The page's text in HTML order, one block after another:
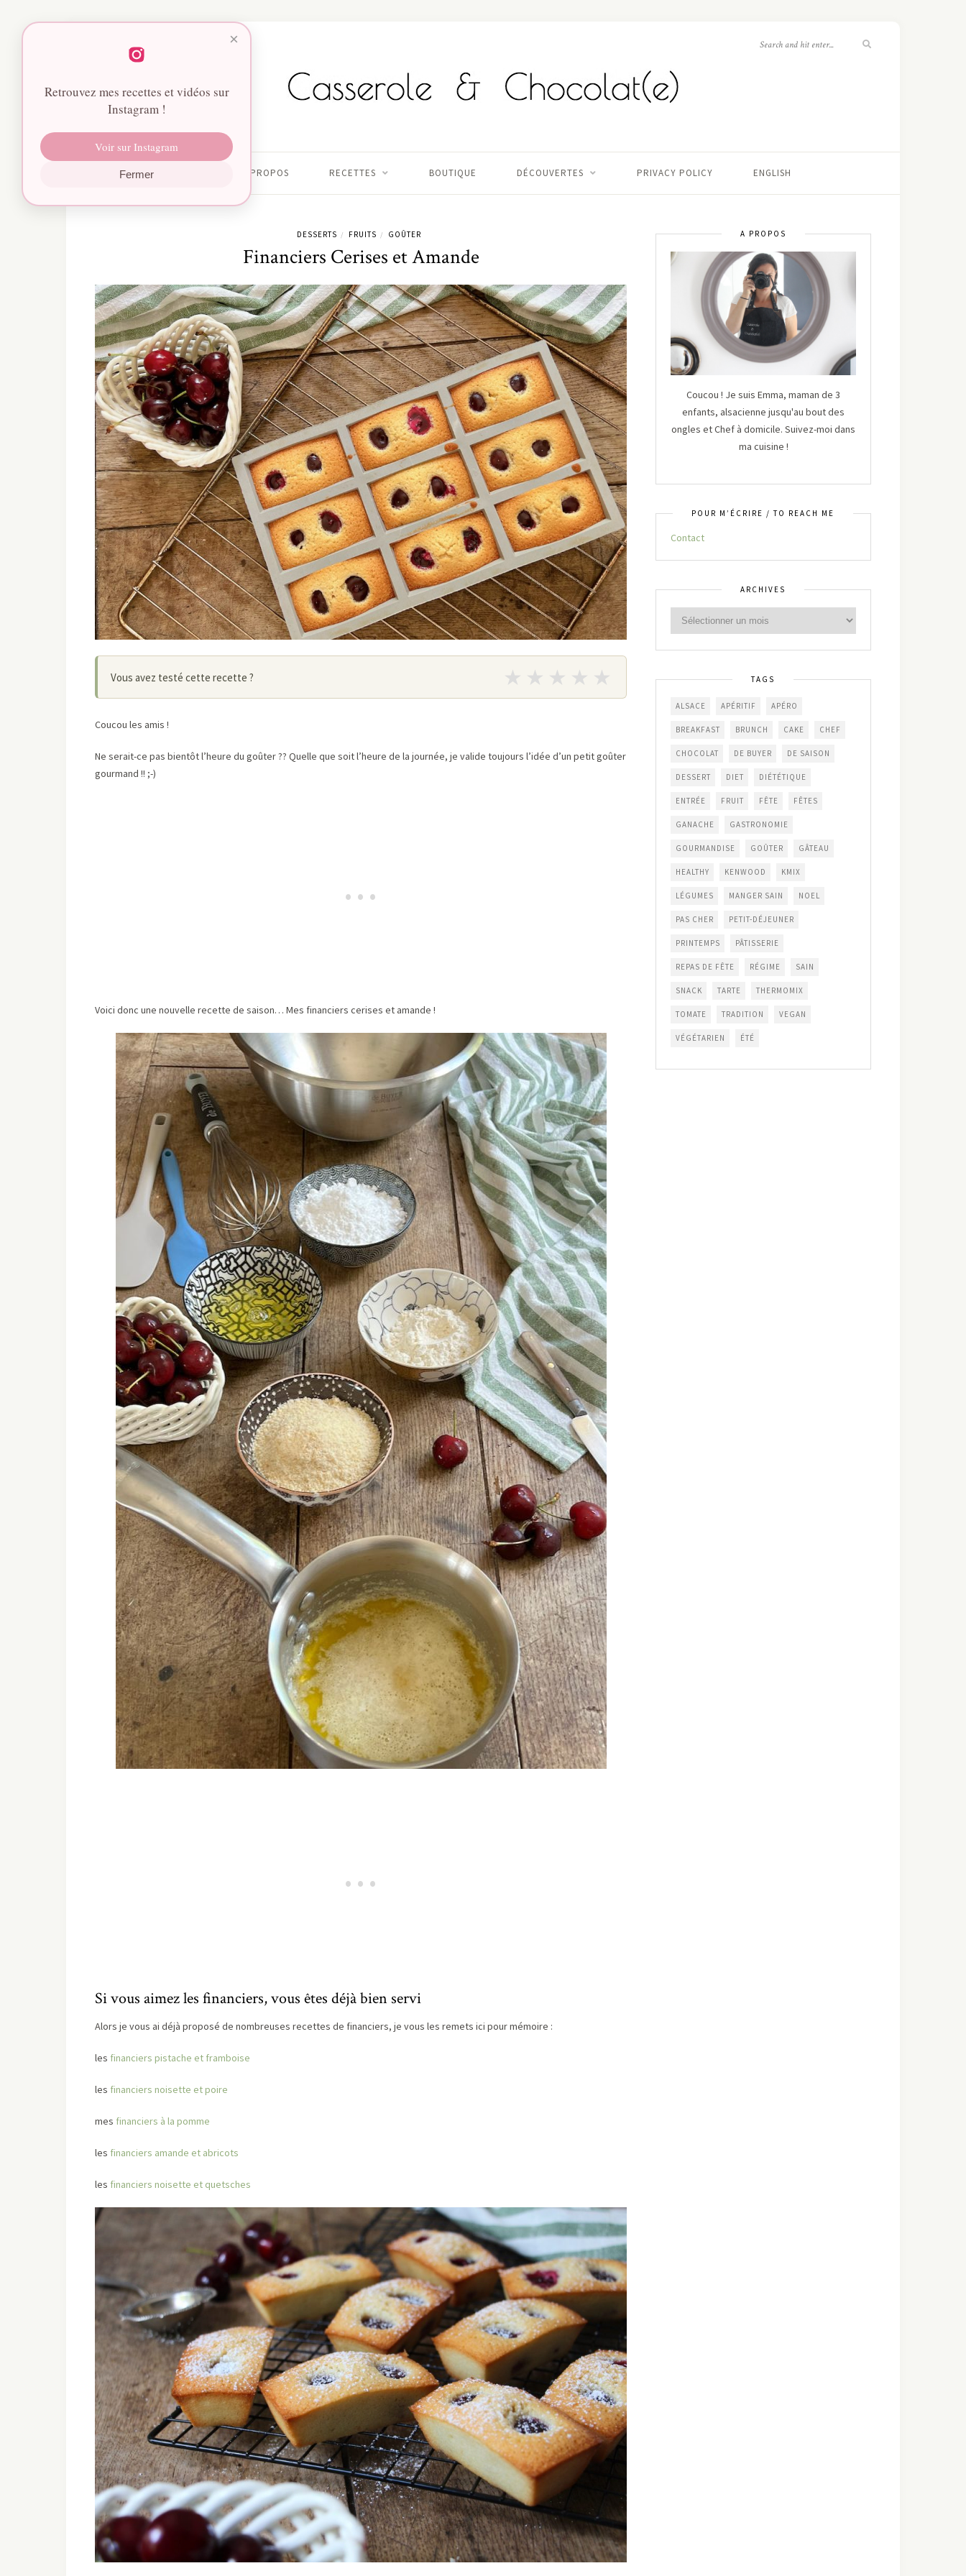
À PROPOS RECETTES BOUTIQUE DÉCOUVERTES PRIVACY POLICY ENGLISH
DESSERTS / FRUITS / GOÛTER
Financiers Cerises et Amande
Vous avez testé cette recette ? ★ ★ ★ ★ ★
Coucou les amis !
Ne serait-ce pas bientôt l’heure du goûter ?? Quelle que soit l’heure de la journée, je valide toujours l’idée d’un petit goûter
gourmand !! ;-)
Voici donc une nouvelle recette de saison… Mes financiers cerises et amande !
Si vous aimez les financiers, vous êtes déjà bien servi
Alors je vous ai déjà proposé de nombreuses recettes de financiers, je vous les remets ici pour mémoire :
les financiers pistache et framboise
les financiers noisette et poire
mes financiers à la pomme
les financiers amande et abricots
les financiers noisette et quetsches
A PROPOS
Coucou ! Je suis Emma, maman de 3
enfants, alsacienne jusqu'au bout des
ongles et Chef à domicile. Suivez-moi dans
ma cuisine !
POUR M’ÉCRIRE / TO REACH ME
Contact
ARCHIVES
TAGS
ALSACE APÉRITIF APÉRO
BREAKFAST BRUNCH CAKE CHEF
CHOCOLAT DE BUYER DE SAISON
DESSERT DIET DIÉTÉTIQUE
ENTRÉE FRUIT FÊTE FÊTES
GANACHE GASTRONOMIE
GOURMANDISE GOÛTER GÂTEAU
HEALTHY KENWOOD KMIX
LÉGUMES MANGER SAIN NOEL
PAS CHER PETIT-DÉJEUNER
PRINTEMPS PÂTISSERIE
REPAS DE FÊTE RÉGIME SAIN
SNACK TARTE THERMOMIX
TOMATE TRADITION VEGAN
VÉGÉTARIEN ÉTÉ
×
Retrouvez mes recettes et vidéos sur
Instagram !
Voir sur Instagram
Fermer